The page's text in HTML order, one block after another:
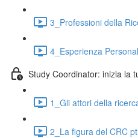
3_Professioni della
4_Esperienza
Study Coordinator: inizia la
1_Gli attori della
2_La figura del CRC